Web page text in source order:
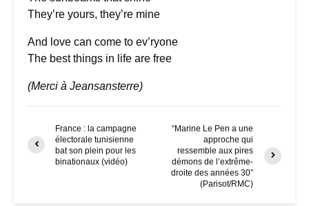
They’re yours, they’re mine
And love can come to ev’ryone
The best things in life are free
(Merci à Jeansansterre)
France : la campagne
électorale tunisienne
bat son plein pour les
binationaux (vidéo)
“Marine Le Pen a une
approche qui
ressemble aux pires
démons de l’extrême-
droite des années 30”
(Parisot/RMC)